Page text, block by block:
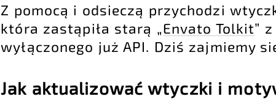
Z pomocą i odsieczą przychodzi
która zastąpiła starą „Envato Tolkit”
wyłączonego już API. Dziś zajmiemy
Jak aktualizować wtyczki i